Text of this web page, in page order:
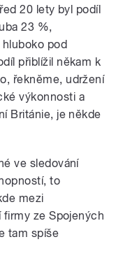
20 lety byl podíl
23 %,
pod
přiblížil někam k
řekněme, udržení
výkonnosti a
Británie, je někde
ve sledování
to
mezi
firmy ze Spojených
tam spíše